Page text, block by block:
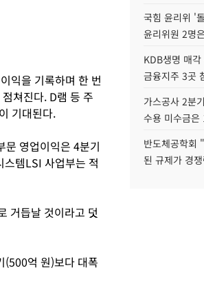
익을 기록하며 한 번
쳐진다. D램 등 주
기대된다.
문 영업이익은 4분기
템LSI 사업부는 적
거듭날 것이라고 덧
(500억 원)보다 대폭
국힘 윤리위 '
윤리위원 2명
KDB생명 매
금융지주 3곳
가스공사 2분
수용 미수금은
반도체공학회
된 규제가 경